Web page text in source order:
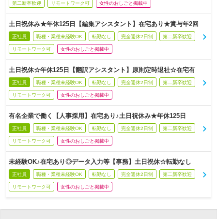
第二新卒歓迎 リモートワーク可 女性のおしごと掲載中
土日祝休み★年休125日【編集アシスタント】在宅あり★賞与年2回
正社員 職種・業種未経験OK 転勤なし 完全週休2日制 第二新卒歓迎
リモートワーク可 女性のおしごと掲載中
土日祝休☆年休125日【翻訳アシスタント】原則定時退社☆在宅有
正社員 職種・業種未経験OK 転勤なし 完全週休2日制 第二新卒歓迎
リモートワーク可 女性のおしごと掲載中
有名企業で働く【人事採用】在宅あり♪土日祝休み★年休125日
正社員 職種・業種未経験OK 転勤なし 完全週休2日制 第二新卒歓迎
リモートワーク可 女性のおしごと掲載中
未経験OK♪在宅あり◎データ入力等【事務】土日祝休☆転勤なし
正社員 職種・業種未経験OK 転勤なし 完全週休2日制 第二新卒歓迎
リモートワーク可 女性のおしごと掲載中